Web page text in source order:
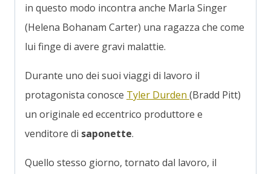
in questo modo incontra anche Marla Singer
(Helena Bohanam Carter) una ragazza che come
lui finge di avere gravi malattie.
Durante uno dei suoi viaggi di lavoro il
protagonista conosce Tyler Durden (Bradd Pitt)
un originale ed eccentrico produttore e
venditore di saponette.
Quello stesso giorno, tornato dal lavoro, il